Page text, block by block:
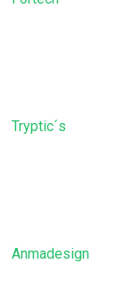
Tryptic´s
Anmadesign